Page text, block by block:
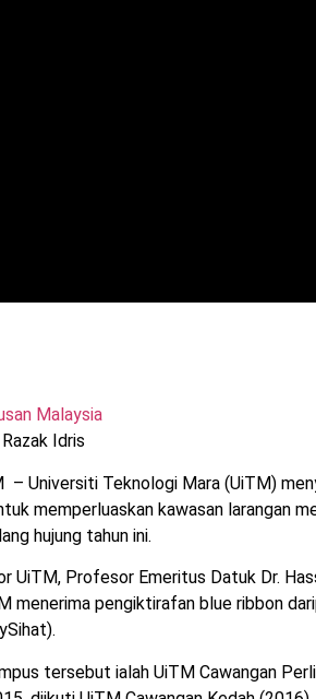
Malaysia
Idris
– Universiti Teknologi Mara (UiTM)
memperluaskan kawasan larangan
hujung tahun ini.
UiTM, Profesor Emeritus Datuk Dr.
menerima pengiktirafan blue ribbon
tersebut ialah UiTM Cawangan